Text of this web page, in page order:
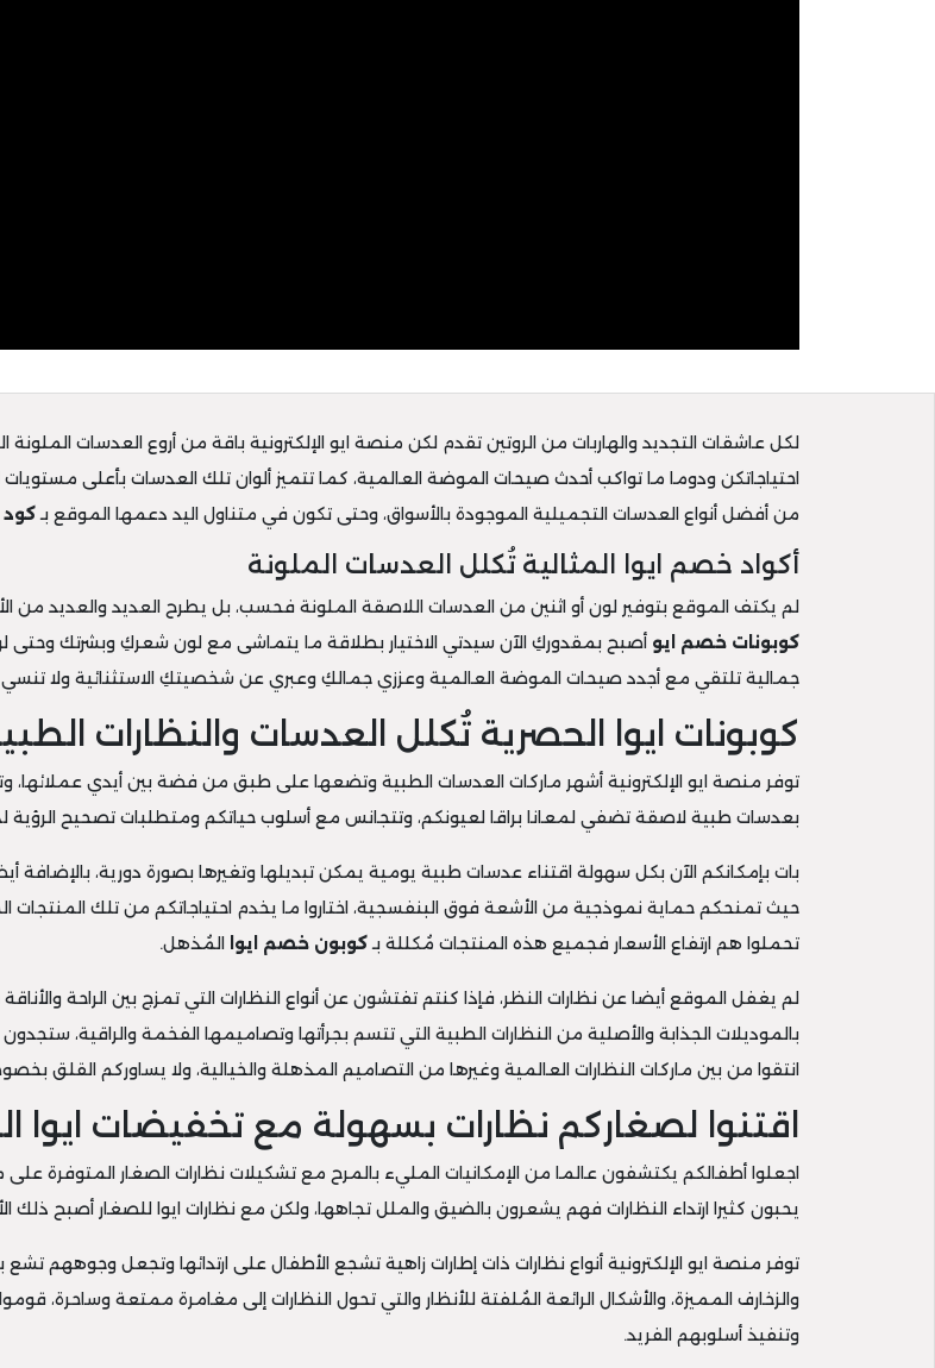
لكل عاشقات التجديد والهاربات من الروتين تقدم لكن منصة ايو الإلكترونية باقة من أروع العدسات
احتياجاتكن ودوما ما تواكب أحدث صيحات الموضة العالمية، كما تتميز ألوان تلك العدسات بأعلى مستويات
من أفضل أنواع العدسات التجميلية الموجودة بالأسواق، وحتى تكون في متناول اليد دعمها الموقع بـكود
أكواد خصم ايوا المثالية تُكلل العدسات الملونة
لم يكتف الموقع بتوفير لون أو اثنين من العدسات اللاصقة الملونة فحسب، بل يطرح العديد والعديد من
كوبونات خصم ايو أصبح بمقدوركِ الآن سيدتي الاختيار بطلاقة ما يتماشى مع لون شعركِ وبشرتك
جمالية تلتقي مع أجدد صيحات الموضة العالمية وعززي جمالكِ وعبري عن شخصيتكِ الاستثنائية ولا
كوبونات ايوا الحصرية تُكلل العدسات والنظارات
توفر منصة ايو الإلكترونية أشهر ماركات العدسات الطبية وتضعها على طبق من فضة بين أيدي عملائها،
بعدسات طبية لاصقة تضفي لمعانا براقا لعيونكم، وتتجانس مع أسلوب حياتكم ومتطلبات تصحيح الرؤية
بات بإمكانكم الآن بكل سهولة اقتناء عدسات طبية يومية يمكن تبديلها وتغيرها بصورة دورية، بالإضافة
حيث تمنحكم حماية نموذجية من الأشعة فوق البنفسجية، اختاروا ما يخدم احتياجاتكم من تلك
تحملوا هم ارتفاع الأسعار فجميع هذه المنتجات مُكللة بـكوبون خصم ايوا المُذهل.
لم يغفل الموقع أيضا عن نظارات النظر، فإذا كنتم تفتشون عن أنواع النظارات التي تمزج بين الراحة
بالموديلات الجذابة والأصلية من النظارات الطبية التي تتسم بجرأتها وتصاميمها الفخمة والراقية،
انتقوا من بين ماركات النظارات العالمية وغيرها من التصاميم المذهلة والخيالية، ولا يساوركم القلق
اقتنوا لصغاركم نظارات بسهولة مع تخفيضات ايوا
اجعلوا أطفالكم يكتشفون عالما من الإمكانيات المليء بالمرح مع تشكيلات نظارات الصغار المتوفرة على
يحبون كثيرا ارتداء النظارات فهم يشعرون بالضيق والملل تجاهها، ولكن مع نظارات ايوا للصغار أصبح ذلك
توفر منصة ايو الإلكترونية أنواع نظارات ذات إطارات زاهية تشجع الأطفال على ارتدائها وتجعل وجوههم
والزخارف المميزة، والأشكال الرائعة المُلفتة للأنظار والتي تحول النظارات إلى مغامرة ممتعة وساحرة،
وتنفيذ أسلوبهم الفريد.